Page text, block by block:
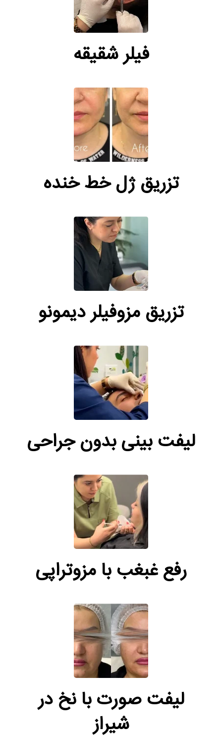
فیلر شقیقه
تزریق ژل خط خنده
تزریق مزوفیلر دیمونو
لیفت بینی بدون جراحی
رفع غبغب با مزوتراپی
لیفت صورت با نخ در
شیراز